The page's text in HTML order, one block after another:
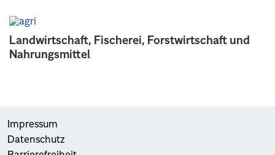
Landwirtschaft, Fischerei, Forstwirtschaft und
Nahrungsmittel
Impressum
Datenschutz